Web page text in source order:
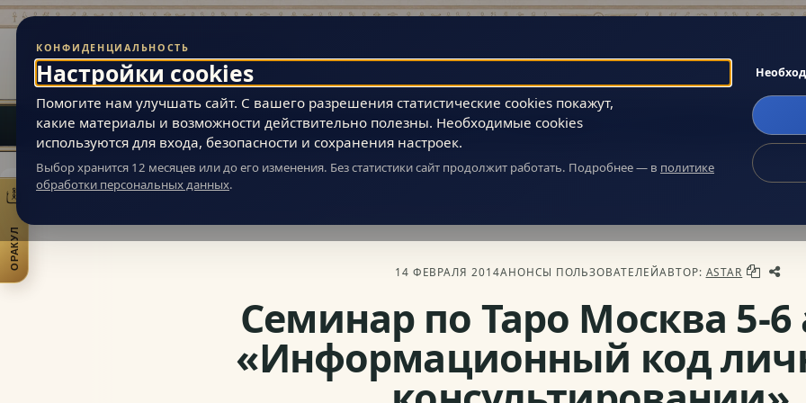
Живая Эзотерика
МАГИЯ ВНУТРЕННЕЙ ВСЕЛЕННОЙ ЧЕЛОВЕКА
Главное Сообщество О нас
ОРАКУЛОткрыть практики
Живая Эзотерика»Новости»Анонсы пользователей » Семинар по Таро Москва 5-6 апреля «Информационный код личности в
14 ФЕВРАЛЯ 2014АНОНСЫ ПОЛЬЗОВАТЕЛЕЙАВТОР: ASTAR
Семинар по Таро Москва 5-6
«Информационный код
КОНФИДЕНЦИАЛЬНОСТЬ
Настройки cookies
Помогите нам улучшать сайт. С вашего разрешения статистические cookies покажут,
какие материалы и возможности действительно полезны. Необходимые cookies
используются для входа, безопасности и сохранения настроек.
Выбор хранится 12 месяцев или до его изменения. Без статистики сайт продолжит работать. Подробнее — в политике
обработки персональных данных.